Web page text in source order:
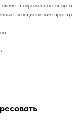
современные
скандинавские